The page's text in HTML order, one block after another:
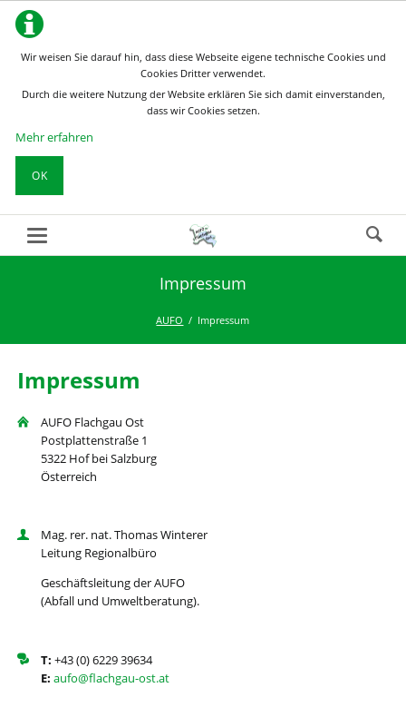
Wir weisen Sie darauf hin, dass diese Webseite eigene technische Cookies und
Cookies Dritter verwendet.
Durch die weitere Nutzung der Website erklären Sie sich damit einverstanden,
dass wir Cookies setzen.
Mehr erfahren
OK
Impressum
AUFO Impressum
Impressum
AUFO Flachgau Ost
Postplattenstraße 1
5322 Hof bei Salzburg
Österreich
Mag. rer. nat. Thomas Winterer
Leitung Regionalbüro
Geschäftsleitung der AUFO
(Abfall und Umweltberatung).
T: +43 (0) 6229 39634
E: aufo@flachgau-ost.at